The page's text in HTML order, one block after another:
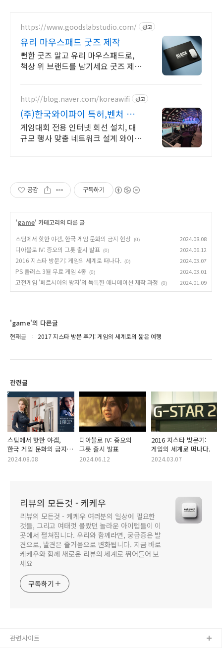
https://www.goodslabstudio.com/ 광고
유리 마우스패드 굿즈 제작
뻔한 굿즈 말고 유리 마우스패드로,
책상 위 브랜드를 남기세요 굿즈 제작
http://blog.naver.com/koreawifi 광고
(주)한국와이파이 특허,벤처 행
사용 대용량 인터넷 구축
게임대회 전용 인터넷 회선 설치, 대
규모 행사 맞춤 네트워크 설계 와이파
공감 구독하기
'game' 카테고리의 다른 글
스팀에서 핫한 야겜, 한국 게임 문화의 금지 현상 (0) 2024.08.08
디아블로 IV: 증오의 그릇 출시 발표 (0) 2024.06.12
2016 지스타 방문기: 게임의 세계로 떠나다. (0) 2024.03.07
PS 플러스 3월 무료 게임 4종 (0) 2024.03.01
고전게임 '페르시아의 왕자'의 독특한 애니메이션 제작 과정 (0) 2024.01.09
'game'의 다른글
현재글 2017 지스타 방문 후기: 게임의 세계로의 짧은 여행
관련글
스팀에서 핫한 야겜,
한국 게임 문화의 금지
현상
2024.08.08
디아블로 IV: 증오의
그릇 출시 발표
2024.06.12
2016 지스타 방문기:
게임의 세계로 떠나다.
2024.03.07
리뷰의 모든것 - 케케우
리뷰의 모든것 - 케케우 여러분의 일상에 필요한
것들, 그리고 여태껏 몰랐던 놀라운 아이템들이 이
곳에서 펼쳐집니다. 우리와 함께라면, 궁금증은 발
견으로, 발견은 즐거움으로 변화됩니다. 지금 바로
케케우와 함께 새로운 리뷰의 세계로 뛰어들어 보
세요
구독하기
관련사이트